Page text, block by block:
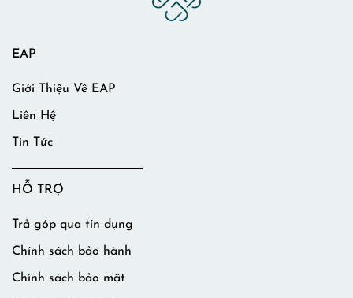
EAP
Giới Thiệu Về EAP
Liên Hệ
Tin Tức
HỖ TRỢ
Trả góp qua tín dụng
Chính sách bảo hành
Chính sách bảo mật